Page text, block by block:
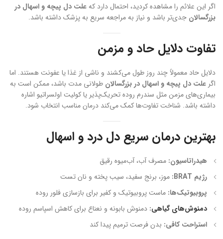
اگر این علائم را مشاهده کردید، احتمال دارد کهعلت دل پیچه و اسهال در
بزرگسالان جدی‌تر باشد و نیاز به مراجعه سریع به پزشک داشته باشد.
تفاوت دلایل حاد و مزمن
دلایل حاد معمولاً چند روز طول می‌کشند و ناشی از غذا یا عفونت هستند. اما
اگر علت دل پیچه و اسهال در بزرگسالان طولانی مدت باشد، ممکن است به
بیماری‌های مزمن مثل سندرم روده تحریک‌پذیر یا کولیت اولسراتیو اشاره
داشته باشد. شناخت تفاوت‌ها کمک می‌کند درمان مناسب انتخاب شود.
بهترین درمان سریع دل درد و اسهال
هیدراتاسیون: مصرف آب، آب‌میوه رقیق
رژیم BRAT:
موز، برنج سفید، سیب پخته و نان تست
پروبیوتیک‌ها: ماست پروبیوتیک و کفیر برای بازسازی فلور روده
دمنوش‌های گیاهی: دمنوش بابونه و نعناع برای کاهش اسپاسم روده
استراحت کافی: بدن فرصت ترمیم پیدا کند